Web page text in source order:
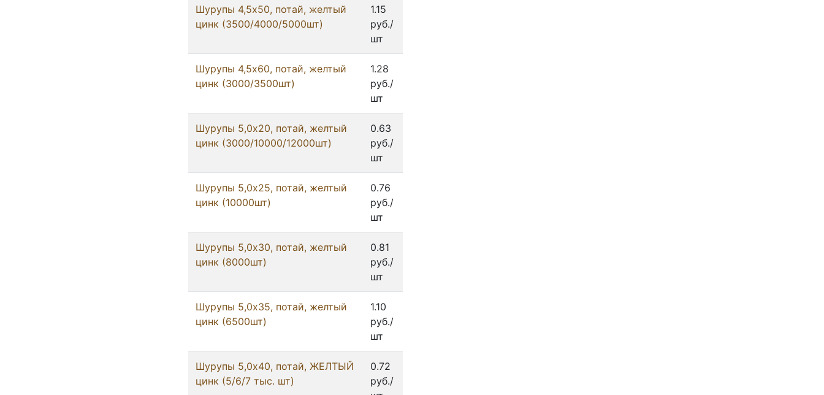
Шурупы 4,5x50, потай, желтый
цинк (3500/4000/5000шт)
1.15
руб./
шт
Шурупы 4,5x60, потай, желтый
цинк (3000/3500шт)
1.28
руб./
шт
Шурупы 5,0x20, потай, желтый
цинк (3000/10000/12000шт)
0.63
руб./
шт
Шурупы 5,0x25, потай, желтый
цинк (10000шт)
0.76
руб./
шт
Шурупы 5,0x30, потай, желтый
цинк (8000шт)
0.81
руб./
шт
Шурупы 5,0x35, потай, желтый
цинк (6500шт)
1.10
руб./
шт
Шурупы 5,0x40, потай, ЖЕЛТЫЙ
цинк (5/6/7 тыс. шт)
0.72
руб./